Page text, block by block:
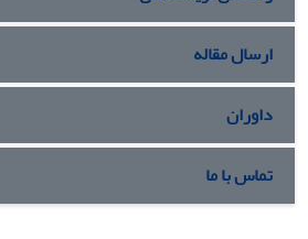
ارسال مقاله
داوران
تماس با ما